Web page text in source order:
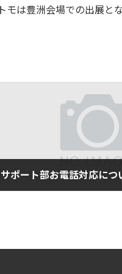
は豊洲会場での出展と
サポート部お電話対応につ